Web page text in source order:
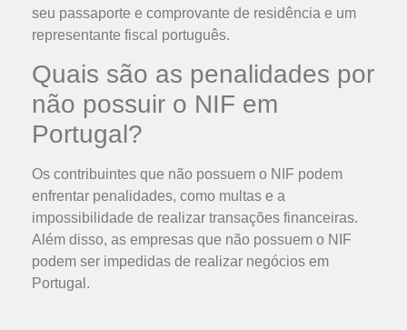
seu passaporte e comprovante de residência e um
representante fiscal português.
Quais são as penalidades por
não possuir o NIF em
Portugal?
Os contribuintes que não possuem o NIF podem
enfrentar penalidades, como multas e a
impossibilidade de realizar transações financeiras.
Além disso, as empresas que não possuem o NIF
podem ser impedidas de realizar negócios em
Portugal.